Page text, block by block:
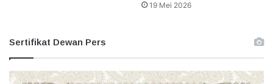
19 Mei 2026
Sertifikat Dewan Pers